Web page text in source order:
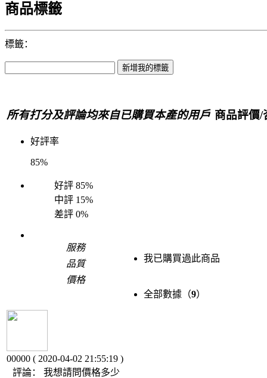
商品標籤
標籤：
所有打分及評論均來自已購買本產的用戶 商品評價/
好評率
85%
好評 85%
中評 15%
差評 0%
服務
品質
價格
我已購買過此商品
全部數據（9）
00000 ( 2020-04-02 21:55:19 )
評論：
我想請問價格多少